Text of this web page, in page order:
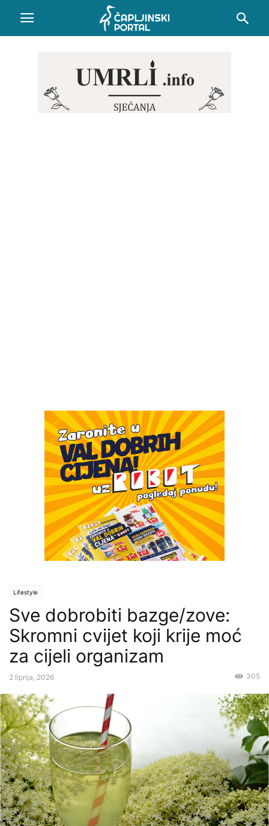
Lifestyle
Sve dobrobiti bazge/zove:
Skromni cvijet koji krije moć
za cijeli organizam
2 lipnja, 2026 305